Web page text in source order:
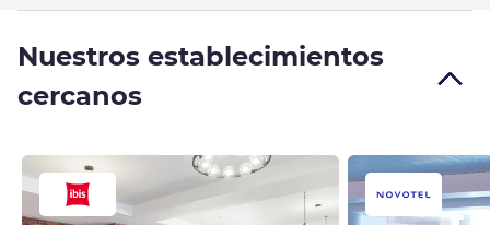
Nuestros establecimientos
cercanos